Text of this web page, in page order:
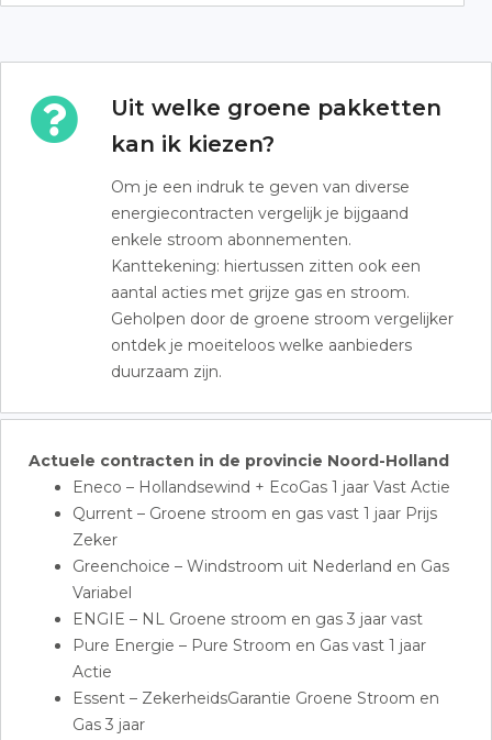
Uit welke groene pakketten
kan ik kiezen?
Om je een indruk te geven van diverse
energiecontracten vergelijk je bijgaand
enkele stroom abonnementen.
Kanttekening: hiertussen zitten ook een
aantal acties met grijze gas en stroom.
Geholpen door de groene stroom vergelijker
ontdek je moeiteloos welke aanbieders
duurzaam zijn.
Actuele contracten in de provincie Noord-Holland
Eneco – Hollandsewind + EcoGas 1 jaar Vast Actie
Qurrent – Groene stroom en gas vast 1 jaar Prijs
Zeker
Greenchoice – Windstroom uit Nederland en Gas
Variabel
ENGIE – NL Groene stroom en gas 3 jaar vast
Pure Energie – Pure Stroom en Gas vast 1 jaar
Actie
Essent – ZekerheidsGarantie Groene Stroom en
Gas 3 jaar